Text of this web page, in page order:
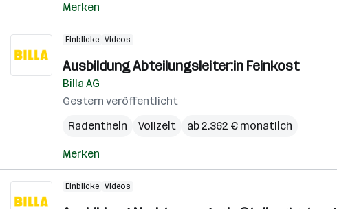
Merken
Einblicke Videos
Ausbildung Abteilungsleiter:in Feinkost
Billa AG
Gestern veröffentlicht
Radenthein
Vollzeit ab 2.362 € monatlich
Merken
Einblicke Videos